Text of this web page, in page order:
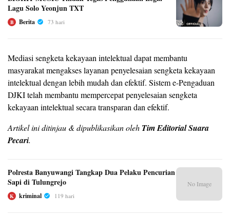
Lagu Solo Yeonjun TXT
B Berita 73 hari
Mediasi sengketa kekayaan intelektual dapat membantu
masyarakat mengakses layanan penyelesaian sengketa kekayaan
intelektual dengan lebih mudah dan efektif. Sistem e-Pengaduan
DJKI telah membantu mempercepat penyelesaian sengketa
kekayaan intelektual secara transparan dan efektif.
Artikel ini ditinjau & dipublikasikan oleh Tim Editorial Suara
Pecari.
Polresta Banyuwangi Tangkap Dua Pelaku Pencurian
Sapi di Tulungrejo
K kriminal 119 hari
No Image